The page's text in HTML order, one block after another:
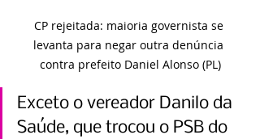
CP rejeitada: maioria governista se
levanta para negar outra denúncia
contra prefeito Daniel Alonso (PL)
Exceto o vereador Danilo da
Saúde, que trocou o PSB do